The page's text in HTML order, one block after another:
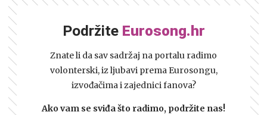
Podržite Eurosong.hr
Znate li da sav sadržaj na portalu radimo
volonterski, iz ljubavi prema Eurosongu,
izvođačima i zajednici fanova?
Ako vam se sviđa što radimo, podržite nas!